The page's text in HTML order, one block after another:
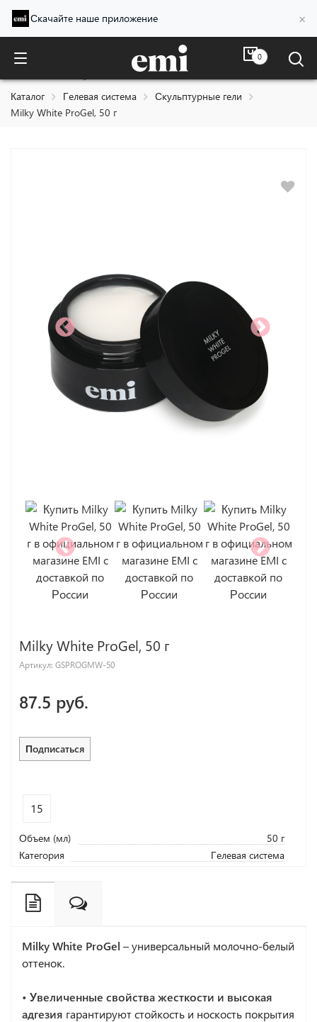
Скачайте наше приложение ×
0
Milky White ProGel, 50 г
Каталог Гелевая система
Скульптурные гели
Milky White ProGel, 50 г
Milky White ProGel, 50 г
Артикул: GSPROGMW-50
87.5 руб.
Подписаться
15
Объем (мл)
50 г
Категория
Гелевая система
Milky White ProGel – универсальный молочно-белый
оттенок.
• Увеличенные свойства жесткости и высокая
адгезия гарантируют стойкость и носкость покрытия